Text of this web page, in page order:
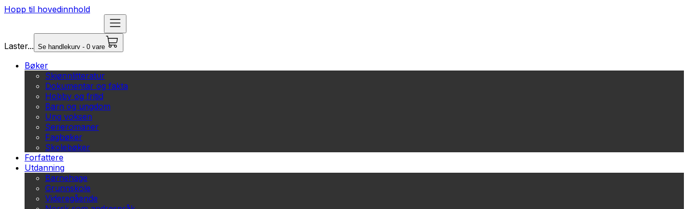
Hopp til hovedinnhold
Laster... Se handlekurv - 0 vare
Bøker
Skjønnlitteratur
Dokumentar og fakta
Hobby og fritid
Barn og ungdom
Ung voksen
Serieromaner
Fagbøker
Skolebøker
Forfattere
Utdanning
Barnehage
Grunnskole
Videregående